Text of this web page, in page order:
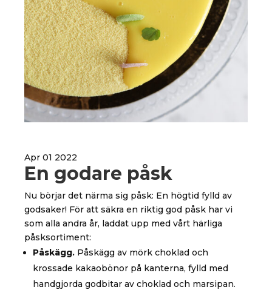
Apr 01 2022
En godare påsk
Nu börjar det närma sig påsk: En högtid fylld av
godsaker! För att säkra en riktig god påsk har vi
som alla andra år, laddat upp med vårt härliga
påsksortiment:
Påskägg. Påskägg av mörk choklad och
krossade kakaobönor på kanterna, fylld med
handgjorda godbitar av choklad och marsipan.